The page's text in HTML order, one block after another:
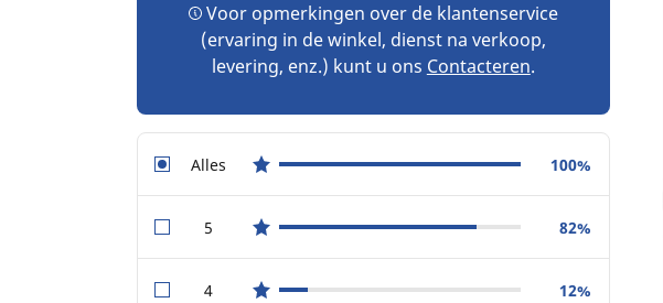
Voor opmerkingen over de klantenservice
(ervaring in de winkel, dienst na verkoop,
levering, enz.) kunt u ons Contacteren.
Allesstar reviews 100%
5star reviews 82%
4 12%